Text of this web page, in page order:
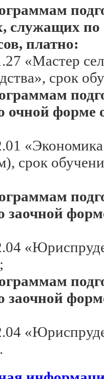
служащих по
платно:
«Мастер
срок
очной форме
срок
заочной
заочной